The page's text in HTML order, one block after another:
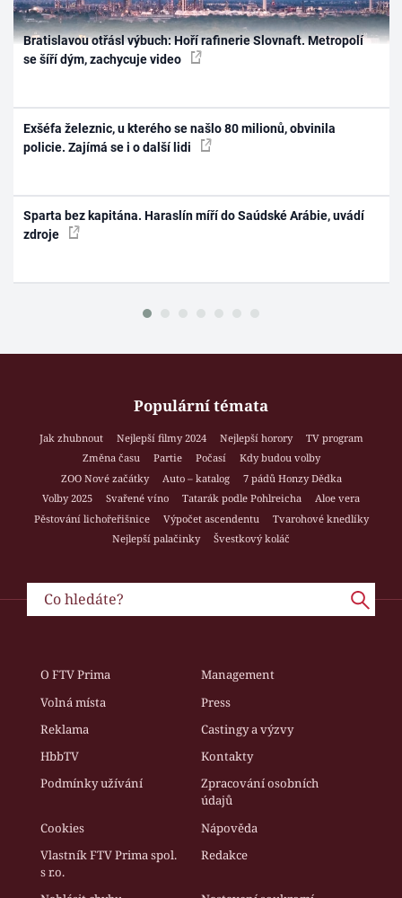
Bratislavou otřásl výbuch: Hoří rafinerie Slovnaft. Metropolí
se šíří dým, zachycuje video
Exšéfa železnic, u kterého se našlo 80 milionů, obvinila
policie. Zajímá se i o další lidi
Sparta bez kapitána. Haraslín míří do Saúdské Arábie, uvádí
zdroje
Populární témata
Jak zhubnout Nejlepší filmy 2024 Nejlepší horory
TV program
Změna času
Partie Počasí
Kdy budou volby
ZOO Nové začátky
Auto – katalog
7 pádů Honzy Dědka
Volby 2025
Svařené víno Tatarák podle Pohlreicha
Aloe vera
Pěstování lichořeřišnice
Výpočet ascendentu
Tvarohové knedlíky
Nejlepší palačinky
Švestkový koláč
O FTV Prima
Management
Volná místa
Press
Reklama
Castingy a výzvy
HbbTV
Kontakty
Podmínky užívání
Zpracování osobních
údajů
Cookies
Nápověda
Vlastník FTV Prima spol.
s r.o.
Redakce